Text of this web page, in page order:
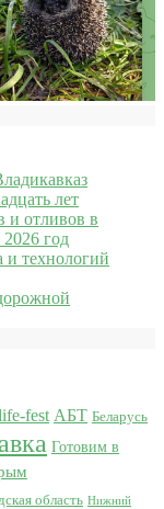
лет
и отливов в
год
и технологий
fest АБТ Беларусь
Готовим в
область Нижний